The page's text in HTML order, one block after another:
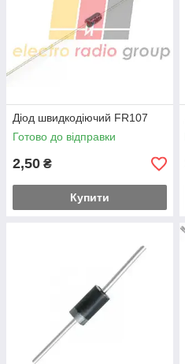
Діод швидкодіючий FR107
Готово до відправки
2,50 ₴
Купити